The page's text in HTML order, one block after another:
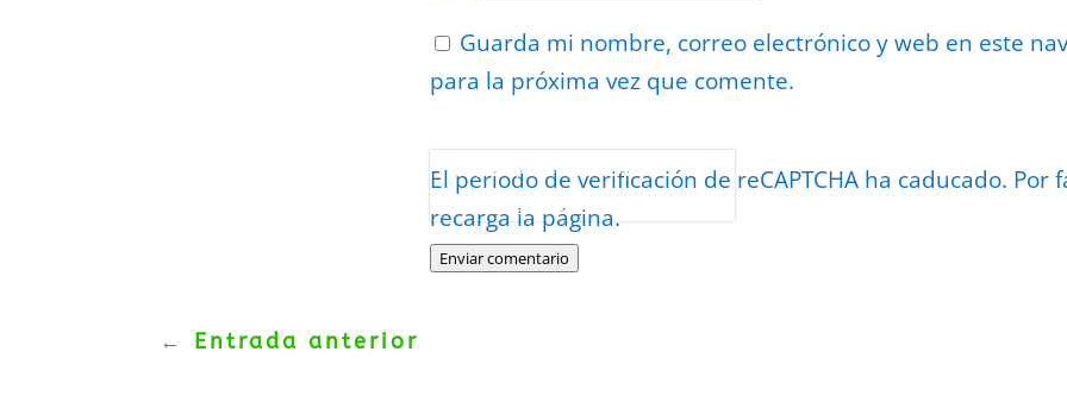
Guarda mi nombre, correo electrónico y web en este
para la próxima vez que comente.
El periodo de verificación de reCAPTCHA ha caducado. Por
recarga la página.
Enviar comentario
Protegidos por reCAPTCHA
Términos
← Entrada anterior